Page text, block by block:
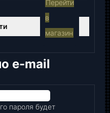
Перейти
в
магазин
e-mail
пароля будет